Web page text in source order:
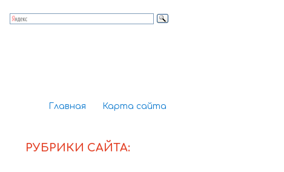
Главная Карта сайта
РУБРИКИ САЙТА: